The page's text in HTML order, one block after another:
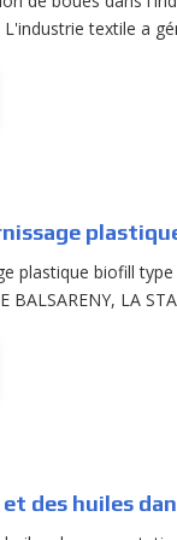
L'industrie textile a
plastique biofill
BALSARENY, LA
des huiles